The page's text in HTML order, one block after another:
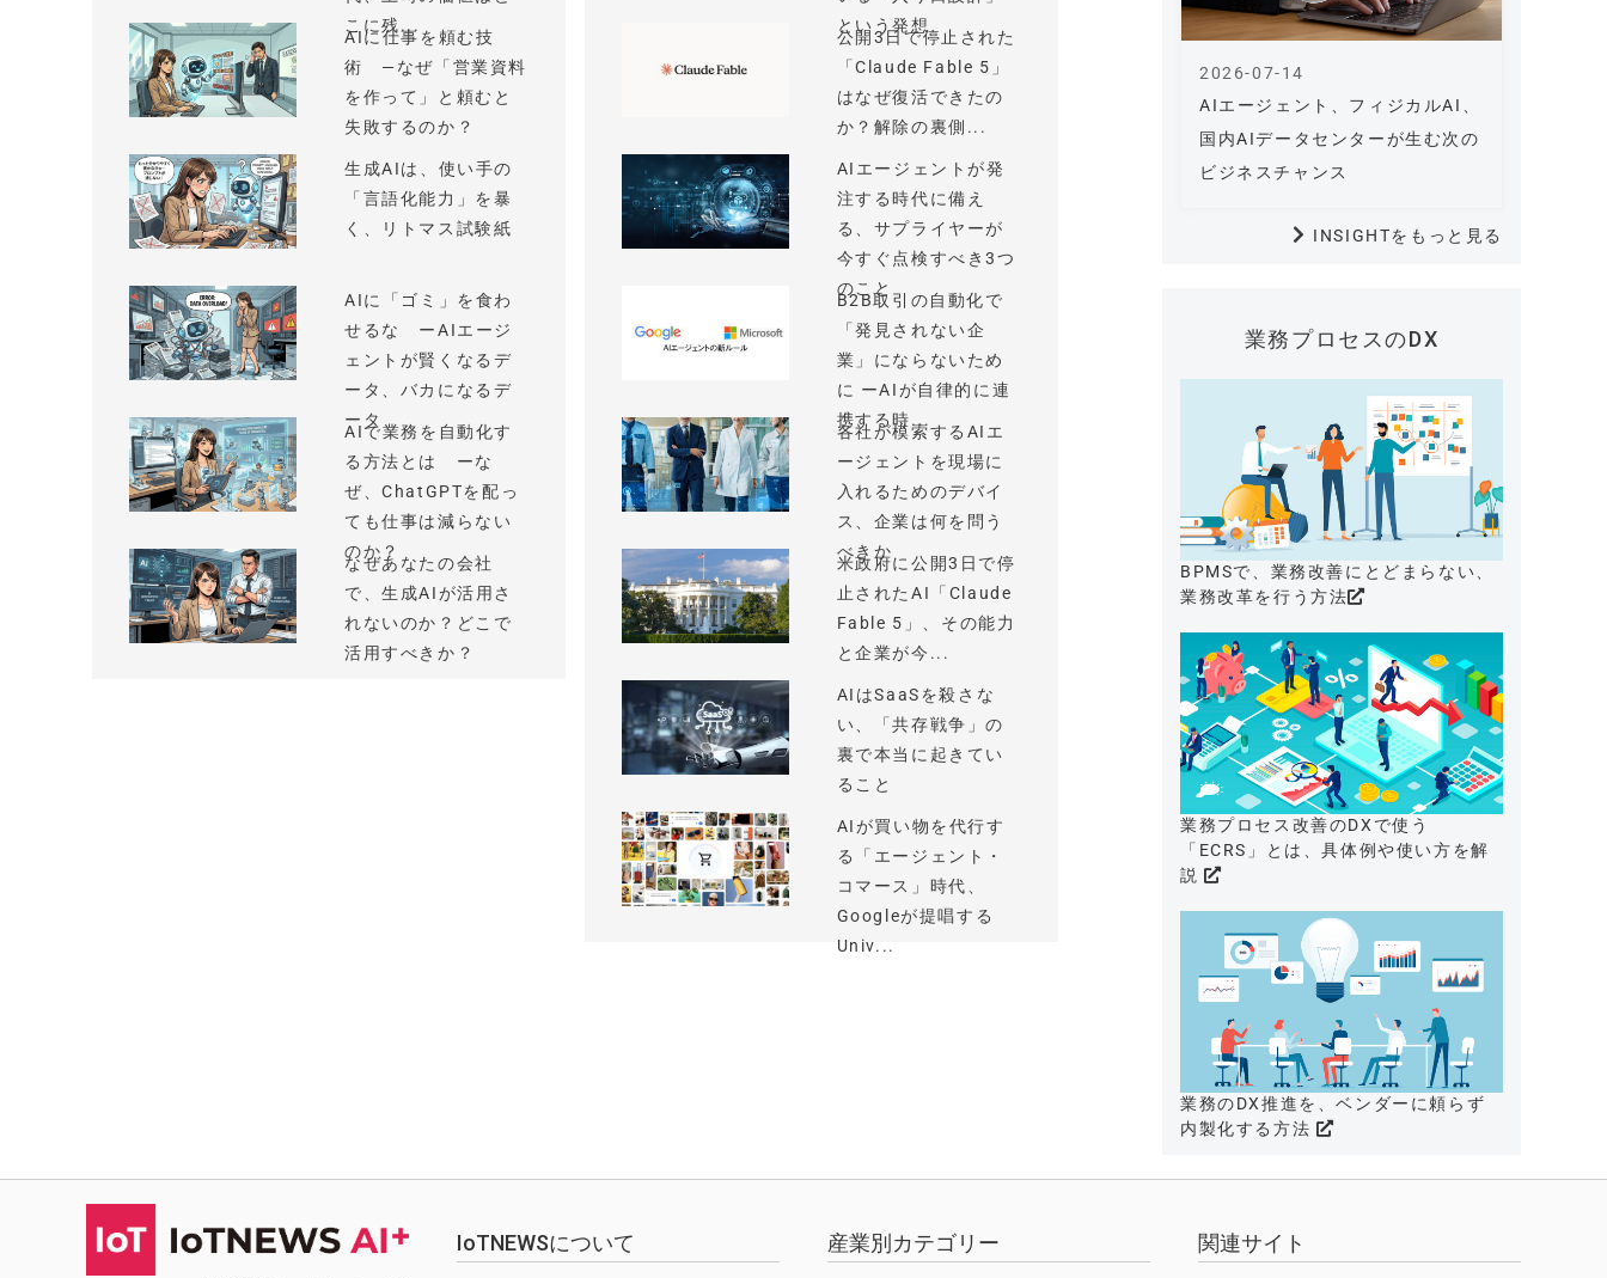
こに残...
AIに仕事を頼む技
術 —なぜ「営業資料
を作って」と頼むと
失敗するのか？
生成AIは、使い手の
「言語化能力」を暴
く、リトマス試験紙
AIに「ゴミ」を食わ
せるな ーAIエージ
ェントが賢くなるデ
ータ、バカになるデ
ータ
AIで業務を自動化す
る方法とは ーな
ぜ、ChatGPTを配っ
ても仕事は減らない
のか？
なぜあなたの会社
で、生成AIが活用さ
れないのか？どこで
活用すべきか？
という発想
公開3日で停止された
「Claude Fable 5」
はなぜ復活できたの
か？解除の裏側...
AIエージェントが発
注する時代に備え
る、サプライヤーが
今すぐ点検すべき3つ
のこと
B2B取引の自動化で
「発見されない企
業」にならないため
に ーAIが自律的に連
携する時...
各社が模索するAIエ
ージェントを現場に
入れるためのデバイ
ス、企業は何を問う
べきか
米政府に公開3日で停
止されたAI「Claude
Fable 5」、その能力
と企業が今...
AIはSaaSを殺さな
い、「共存戦争」の
裏で本当に起きてい
ること
AIが買い物を代行す
る「エージェント・
コマース」時代、
Googleが提唱する
Univ...
AIエージェント、フィジカルAI、
国内AIデータセンターが生む次の
ビジネスチャンス
2026-07-14
INSIGHTをもっと見る
業務プロセスのDX
BPMSで、業務改善にとどまらない、
業務改革を行う方法
業務プロセス改善のDXで使う
「ECRS」とは、具体例や使い方を解
説
業務のDX推進を、ベンダーに頼らず
内製化する方法
IoTNEWSについて 産業別カテゴリー 関連サイト